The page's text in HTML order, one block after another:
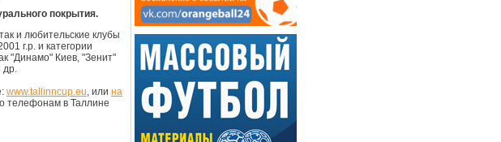
покрытия.
и любительские клубы
г.р. и категории
"Динамо" Киев, "Зенит"
др.
www.tallinncup.eu, или на
телефонам в Таллине